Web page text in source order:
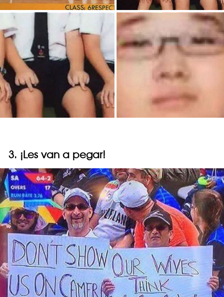
3. ¡Les van a pegar!